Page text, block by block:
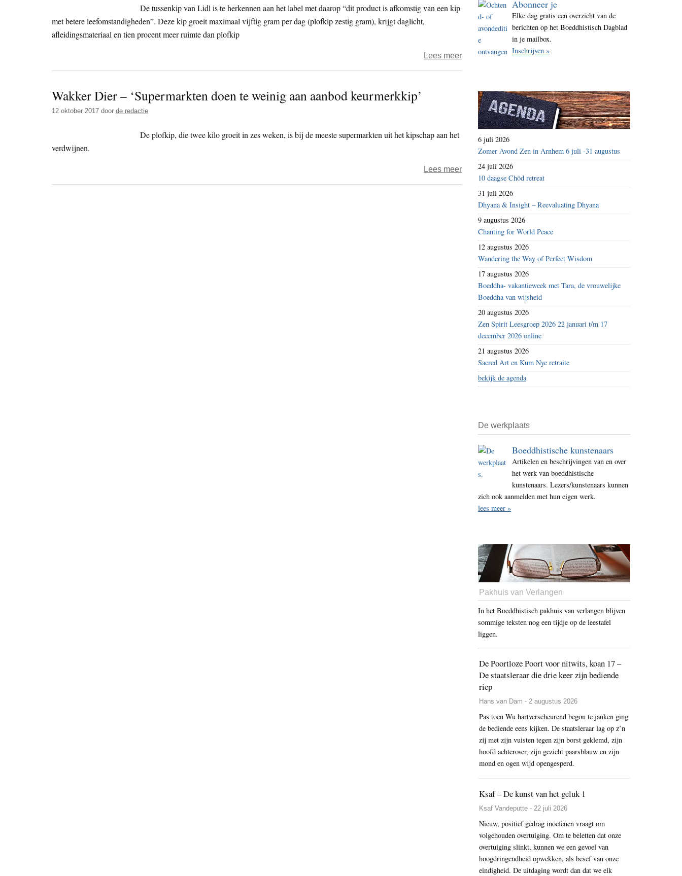
i
t
De tussenkip van Lidl is te herkennen aan het label met daarop “dit product is afkomstig van een kip
met betere leefomstandigheden”. Deze kip groeit maximaal vijftig gram per dag (plofkip zestig gram), krijgt daglicht,
afleidingsmateriaal en tien procent meer ruimte dan plofkip
Lees meerover
broodbeleg
wordt
plofkipvrij
Wakker Dier – ‘Supermarkten doen te weinig aan aanbod keurmerkkip’
12 oktober 2017 door de redactie
De plofkip, die twee kilo groeit in zes weken, is bij de meeste supermarkten uit het kipschap aan het
verdwijnen.
Lees meerover
Wakker
‘Supermarkten
doen
weinig
aanbod
keurmerkkip’
Abonneer je
Elke dag gratis een overzicht van de
berichten op het Boeddhistisch Dagblad
in je mailbox.
Inschrijven »
6 juli 2026
Zomer Avond Zen in Arnhem 6 juli -31 augustus
24 juli 2026
10 daagse Chöd retreat
31 juli 2026
Dhyana & Insight – Reevaluating Dhyana
9 augustus 2026
Chanting for World Peace
12 augustus 2026
Wandering the Way of Perfect Wisdom
17 augustus 2026
Boeddha- vakantieweek met Tara, de vrouwelijke
Boeddha van wijsheid
20 augustus 2026
Zen Spirit Leesgroep 2026 22 januari t/m 17
december 2026 online
21 augustus 2026
Sacred Art en Kum Nye retraite
bekijk de agenda
De werkplaats
Boeddhistische kunstenaars
Artikelen en beschrijvingen van en over
het werk van boeddhistische
kunstenaars. Lezers/kunstenaars kunnen
zich ook aanmelden met hun eigen werk.
lees meer »
Pakhuis van Verlangen
In het Boeddhistisch pakhuis van verlangen blijven
sommige teksten nog een tijdje op de leestafel
liggen.
De Poortloze Poort voor nitwits, koan 17 –
De staatsleraar die drie keer zijn bediende
riep
Hans van Dam - 2 augustus 2026
Pas toen Wu hartverscheurend begon te janken ging
de bediende eens kijken. De staatsleraar lag op z’n
zij met zijn vuisten tegen zijn borst geklemd, zijn
hoofd achterover, zijn gezicht paarsblauw en zijn
mond en ogen wijd opengesperd.
Ksaf – De kunst van het geluk 1
Ksaf Vandeputte - 22 juli 2026
Nieuw, positief gedrag inoefenen vraagt om
volgehouden overtuiging. Om te beletten dat onze
overtuiging slinkt, kunnen we een gevoel van
hoogdringendheid opwekken, als besef van onze
eindigheid. De uitdaging wordt dan dat we elk